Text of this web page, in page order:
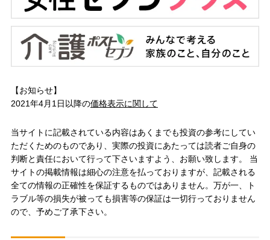
【お知らせ】
2021年4月1日以降の価格表示に関して
当サイトに記載されている内容はあくまでも投資の参考にしてい
ただくためのものであり、実際の投資にあたっては読者ご自身の
判断と責任において行って下さいますよう、お願い致します。 当
サイトの掲載情報は細心の注意を払っておりますが、記載される
全ての情報の正確性を保証するものではありません。万が一、ト
ラブル等の損失が被っても損害等の保証は一切行っておりません
ので、予めご了承下さい。